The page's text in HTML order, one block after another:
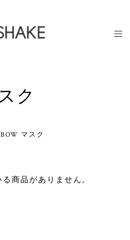
ク
マスク
商品がありません。